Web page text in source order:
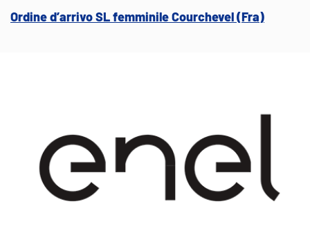
Ordine d’arrivo SL femminile Courchevel (Fra)